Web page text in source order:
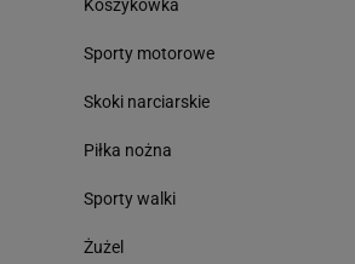
Koszykówka
Sporty motorowe
Skoki narciarskie
Piłka nożna
Sporty walki
Żużel